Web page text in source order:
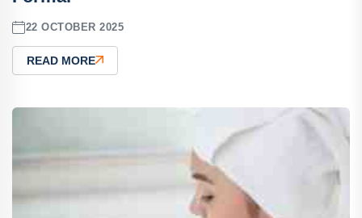
22 OCTOBER 2025
READ MORE